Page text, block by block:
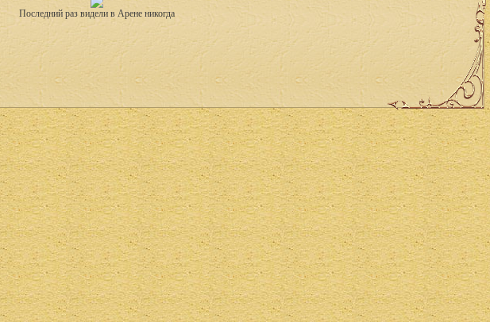
Последний раз видели в Арене никогда